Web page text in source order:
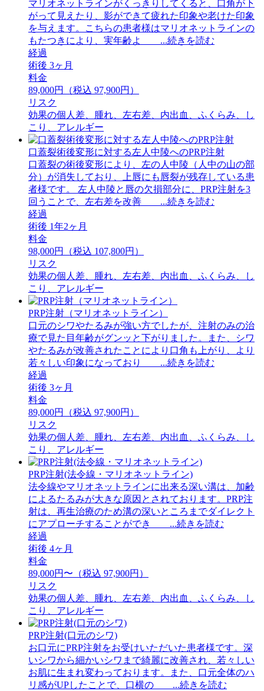
マリオネットラインがくっきりしてくると、口角が下
がって見えたり、影ができて疲れた印象や老けた印象
を与えます。こちらの患者様はマリオネットラインの
もたつきにより、実年齢よ ...続きを読む
経過
術後 3ヶ月
料金
89,000円（税込 97,900円）
リスク
効果の個人差、腫れ、左右差、内出血、ふくらみ、し
こり、アレルギー
口蓋裂術後変形に対する左人中陵へのPRP注射
口蓋裂の術後変形により、左の人中陵（人中の山の部
分）が消失しており、上唇にも唇裂が残存している患
者様です。 左人中陵と唇の欠損部分に、PRP注射を3
回うことで、左右差を改善 ...続きを読む
経過
術後 1年2ヶ月
料金
98,000円（税込 107,800円）
リスク
効果の個人差、腫れ、左右差、内出血、ふくらみ、し
こり、アレルギー
PRP注射（マリオネットライン）
口元のシワやたるみが強い方でしたが、注射のみの治
療で見た目年齢がグンッと下がりました。また、シワ
やたるみが改善されたことにより口角も上がり、より
若々しい印象になっており ...続きを読む
経過
術後 3ヶ月
料金
89,000円（税込 97,900円）
リスク
効果の個人差、腫れ、左右差、内出血、ふくらみ、し
こり、アレルギー
PRP注射(法令線・マリオネットライン)
法令線やマリオネットラインに出来る深い溝は、加齢
によるたるみが大きな原因とされております。PRP注
射は、再生治療のため溝の深いところまでダイレクト
にアプローチすることができ ...続きを読む
経過
術後 4ヶ月
料金
89,000円〜（税込 97,900円）
リスク
効果の個人差、腫れ、左右差、内出血、ふくらみ、し
こり、アレルギー
PRP注射(口元のシワ)
お口元にPRP注射をお受けいただいた患者様です。深
いシワから細かいシワまで綺麗に改善され、若々しい
お肌に生まれ変わっております。また、口元全体のハ
リ感がUPしたことで、口横の ...続きを読む